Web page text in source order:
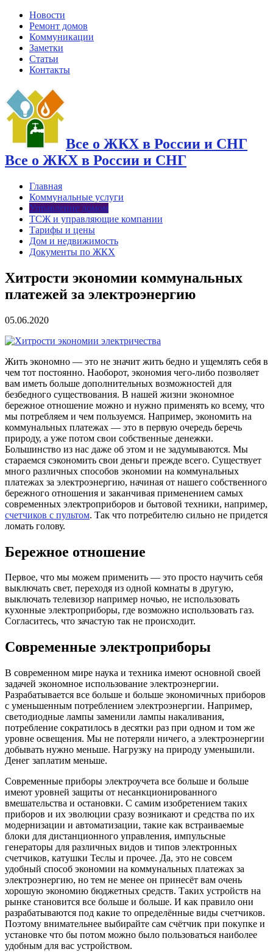
Новости
Ремонт домов
Коммуникации
Заметки
Статьи
Контакты
Все о ЖКХ в России и СНГ
Все о ЖКХ в России и СНГ
Главная
Коммунальные услуги
Управление домом
ТСЖ и управляющие компании
Тарифы и цены
Дом и недвижимость
Документы по ЖКХ
Хитрости экономии коммунальных
платежей за электроэнергию
05.06.2020
Жить экономно — это не значит жить бедно и ущемлять себя в
чем тот постоянно. Наоборот, экономия чего-либо позволяет
вам иметь больше дополнительных возможностей для
безбедного существования. В нашей жизни экономное
бережное отношение можно и нужно применять ко всему, что
мы потребляем и чем пользуемся. Например, экономить на
коммунальных платежах — это в первую очередь беречь
природу, а уже потом свои собственные денежки.
Большинство из нас даже об этом и не задумываются. Мы
стараемся сэкономить свои деньги прежде всего. Существует
много различных способов экономии на коммунальных
платежах за электроэнергию, начиная от нашего собственного
бережного отношения и заканчивая применением самых
современных электроприборов и бытовой техники, например,
счетчиков с пультом. Так что потребителю сильно не придется
ломать голову.
Бережное отношение
Первое, что мы можем применить — это просто научить себя
выключать свет, переходя из одной комнаты в другую,
выключать телевизор например ночью, не использовать
кухонные электроприборы, где возможно использовать газ.
Согласитесь, что зачастую так не происходит.
Современные электроприборы
В современном мире наука и техника имеют основной своей
задачей экономное использование электроэнергии.
Разрабатывается все больше и больше экономичных приборов
с уменьшенным потреблением электроэнергии. Например,
светодиодные лампы заменили лампы накаливания,
потребление сократилось в десятки раз при одном и том же
уровне освещения. Мы не потеряли ничего, а электроэнергии
добывать нужно меньше. Нагрузку на природу уменьшили.
Денег заплатим меньше.
Современные приборы электроучета все больше и больше
имеют уровней защиты от несанкционированного
вмешательства и остановки. С самим изобретением таких
приборов и их эволюции сразу возникают и средства по их
модернизации и автоматизации, такие как встраиваемые
блоки для дистанционного управления, импульсные
генераторы для различных видов и типов электронных
счетчиков, катушки Теслы и прочее. Да, это не совсем
удобный способ экономии на коммунальных платежах за
электроэнергию, но тем не менее он принесёт вам очень
хорошую экономию бюджетных средств. Таких устройств на
рынке становится все больше и больше. И как правило они
разрабатываются под какие то определённые виды счетчиков.
Поэтому внимательнее выбирайте сам счётчик при покупке и
установке что бы потом можно было пользоваться наиболее
удобным для вас устройством.